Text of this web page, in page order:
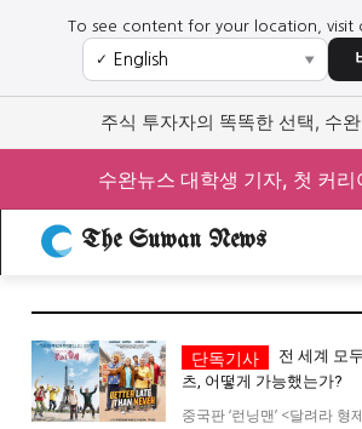
로그인하세요
주요 뉴스
정치 사회
문화 과학·미디어
오피니언 & 특집
로그인하세요
주요 뉴스
정치 사회
문화 과학·미디어 연예
오피니언 & 특집
To see content for your location, visit
✓ ▼
주식 투자자의 똑똑한 선택, 수
수완뉴스 대학생 기자, 첫 커리
The Suwan News
전 세계 모
츠, 어떻게 가능했는가?
중국판 ‘런닝맨’ <달려라 형